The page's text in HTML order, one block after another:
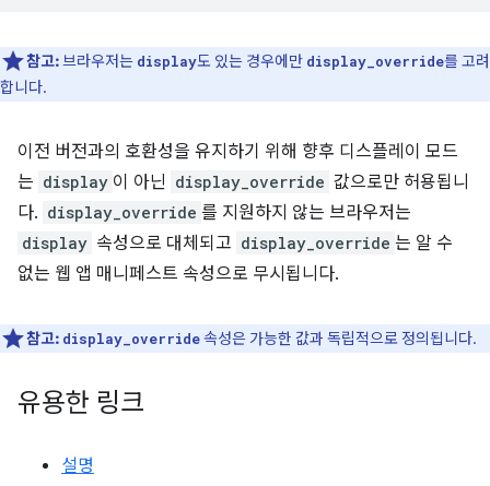
참고:브라우저는 display도 있는 경우에만 display_override를 고려
합니다.
이전 버전과의 호환성을 유지하기 위해 향후 디스플레이 모드
는 display 이 아닌 display_override 값으로만 허용됩니
다. display_override 를 지원하지 않는 브라우저는
display 속성으로 대체되고 display_override 는 알 수
없는 웹 앱 매니페스트 속성으로 무시됩니다.
참고: display_override속성은 가능한 값과 독립적으로 정의됩니다.
유용한 링크
설명